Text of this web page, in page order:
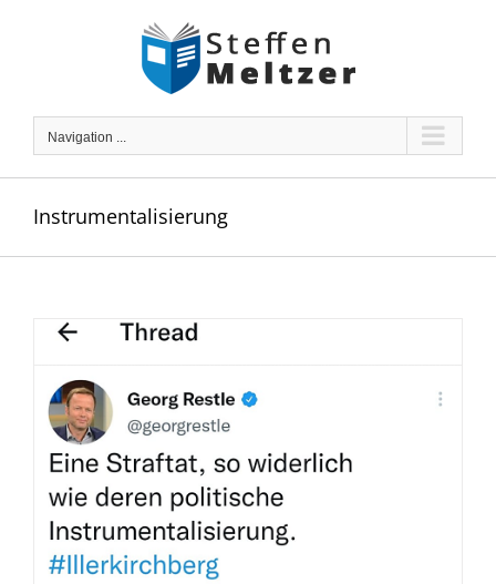
Navigation ...
Instrumentalisierung